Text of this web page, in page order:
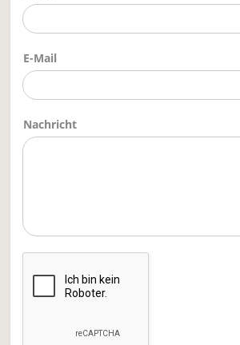
E-Mail
Nachricht